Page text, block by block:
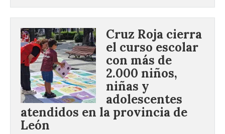
Cruz Roja cierra
el curso escolar
con más de
2.000 niños,
niñas y
adolescentes
atendidos en la provincia de
León